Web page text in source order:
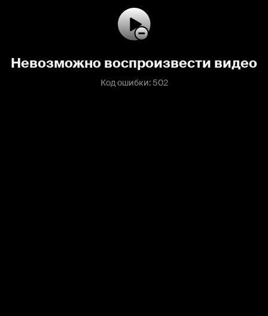
Невозможно воспроизвести видео
Код ошибки: 502